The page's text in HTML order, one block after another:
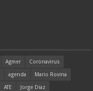
Agmer
Coronavirus
agenda
Mario Rovina
ATE
Jorge Díaz